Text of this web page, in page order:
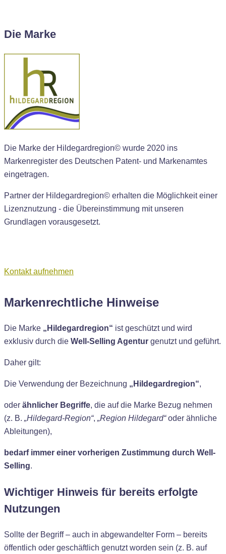
Die Marke
Die Marke der Hildegardregion© wurde 2020 ins
Markenregister des Deutschen Patent- und Markenamtes
eingetragen.
Partner der Hildegardregion© erhalten die Möglichkeit einer
Lizenznutzung - die Übereinstimmung mit unseren
Grundlagen vorausgesetzt.
Kontakt aufnehmen
Markenrechtliche Hinweise
Die Marke „Hildegardregion“ ist geschützt und wird
exklusiv durch die Well-Selling Agentur genutzt und geführt.
Daher gilt:
Die Verwendung der Bezeichnung „Hildegardregion“,
oder ähnlicher Begriffe, die auf die Marke Bezug nehmen
(z. B. „Hildegard-Region“, „Region Hildegard“oder ähnliche
Ableitungen),
bedarf immer einer vorherigen Zustimmung durch Well-
Selling.
Wichtiger Hinweis für bereits erfolgte
Nutzungen
Sollte der Begriff – auch in abgewandelter Form – bereits
öffentlich oder geschäftlich genutzt worden sein (z. B. auf